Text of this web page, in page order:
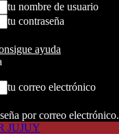
tu nombre de usuario
tu contraseña
ayuda
tu correo electrónico
por correo electrónico.
JUJUY